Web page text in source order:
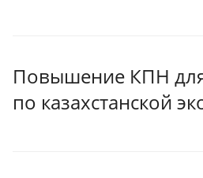
Повышение КПН
по казахстанской